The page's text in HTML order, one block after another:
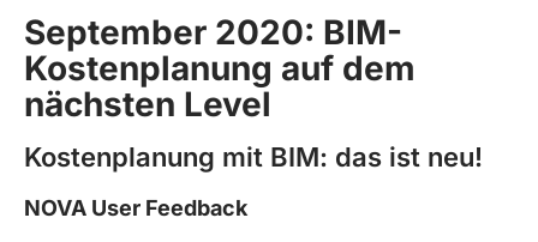
September 2020: BIM-
Kostenplanung auf dem
nächsten Level
Kostenplanung mit BIM: das ist neu!
NOVA User Feedback